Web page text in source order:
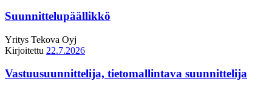
Suunnittelupäällikkö
Yritys Tekova Oyj
Kirjoitettu 22.7.2026
Vastuusuunnittelija, tietomallintava suunnittelija